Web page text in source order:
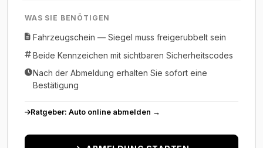
WAS SIE BENÖTIGEN
Fahrzeugschein — Siegel muss freigerubbelt sein
Beide Kennzeichen mit sichtbaren Sicherheitscodes
Nach der Abmeldung erhalten Sie sofort eine
Bestätigung
Ratgeber: Auto online abmelden →